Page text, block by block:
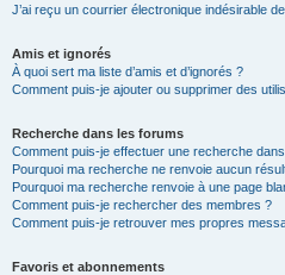
J’ai reçu un courrier électronique indésirable
Amis et ignorés
À quoi sert ma liste d’amis et d’ignorés ?
Comment puis-je ajouter ou supprimer des
Recherche dans les forums
Comment puis-je effectuer une recherche
Pourquoi ma recherche ne renvoie aucun
Pourquoi ma recherche renvoie à une page
Comment puis-je rechercher des membres ?
Comment puis-je retrouver mes propres
Favoris et abonnements